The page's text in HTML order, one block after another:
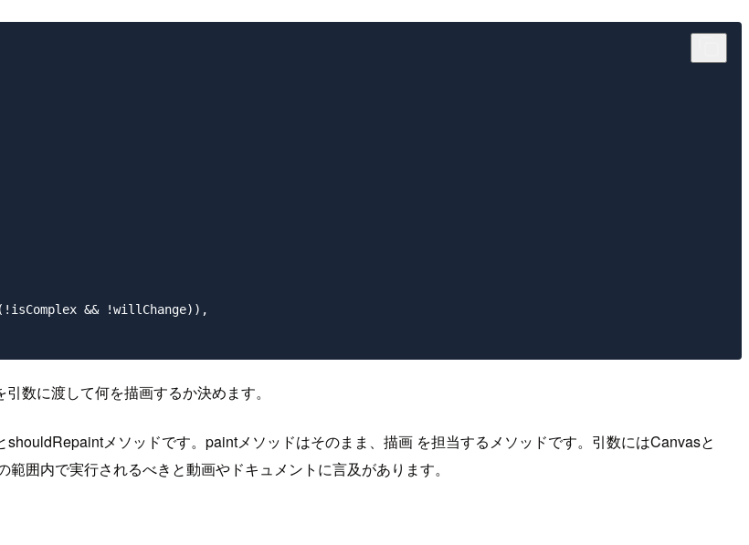
&& !willChange)),
数に渡して何を描画するか決めます。
メソッドです。paintメソッドはそのまま、描画 を担当するメソッドです。引数にはCanvasと
囲内で実行されるべきと動画やドキュメントに言及があります。